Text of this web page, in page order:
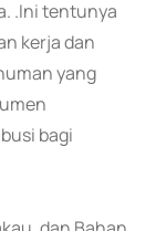
.Ini tentunya
kerja dan
yang
bagi